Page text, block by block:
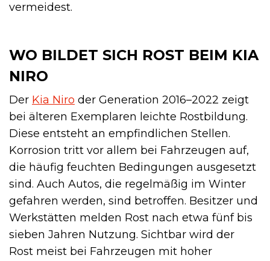
vermeidest.
WO BILDET SICH ROST BEIM KIA
NIRO
Der Kia Niro der Generation 2016–2022 zeigt
bei älteren Exemplaren leichte Rostbildung.
Diese entsteht an empfindlichen Stellen.
Korrosion tritt vor allem bei Fahrzeugen auf,
die häufig feuchten Bedingungen ausgesetzt
sind. Auch Autos, die regelmäßig im Winter
gefahren werden, sind betroffen. Besitzer und
Werkstätten melden Rost nach etwa fünf bis
sieben Jahren Nutzung. Sichtbar wird der
Rost meist bei Fahrzeugen mit hoher